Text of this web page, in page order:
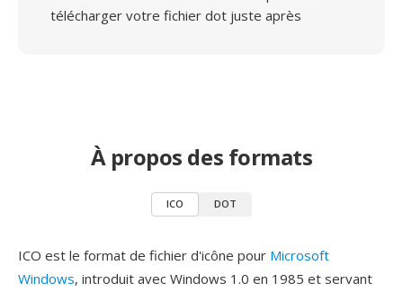
télécharger votre fichier dot juste après
À propos des formats
ICO DOT
ICO est le format de fichier d'icône pour Microsoft
Windows, introduit avec Windows 1.0 en 1985 et servant